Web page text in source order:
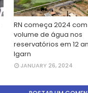
RN começa 2024
volume de água nos
reservatórios em 12
Igarn
JANUARY 26, 2024